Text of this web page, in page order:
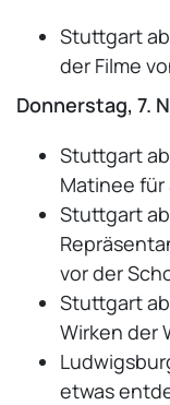
Stuttgart
der Filme
Donnerstag, 7.
Stuttgart
Matinee
Stuttgart
vor der
Stuttgart
Wirken der
etwas